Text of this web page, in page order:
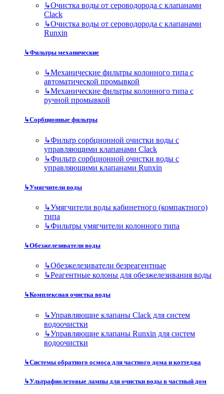
↳Очистка воды от сероводорода с клапанами
Clack
↳Очистка воды от сероводорода с клапанами
Runxin
↳Фильтры механические
↳Механические фильтры колонного типа с
автоматической промывкой
↳Механические фильтры колонного типа с
ручной промывкой
↳Сорбционные фильтры
↳Фильтр сорбционной очистки воды с
управляющими клапанами Clack
↳Фильтр сорбционной очистки воды с
управляющими клапанами Runxin
↳Умягчители воды
↳Умягчители воды кабинетного (компактного)
типа
↳Фильтры умягчители колонного типа
↳Обезжелезиватели воды
↳Обезжелезиватели безреагентные
↳Реагентные колоны для обезжелезивания воды
↳Комплексная очистка воды
↳Управляющие клапаны Clack для систем
водоочистки
↳Управляющие клапаны Runxin для систем
водоочистки
↳Системы обратного осмоса для частного дома и коттеджа
↳Ультрафиолетовые лампы для очистки воды в частный дом